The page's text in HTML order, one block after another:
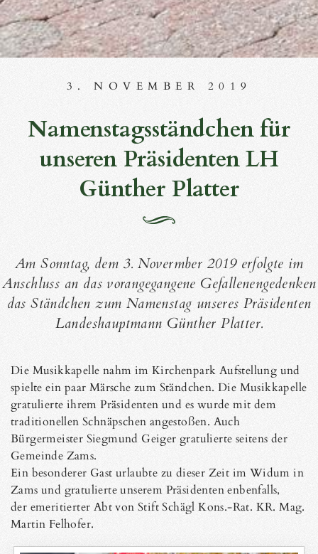
3. NOVEMBER 2019
Namenstagsständchen für
unseren Präsidenten LH
Günther Platter
Am Sonntag, dem 3. Novermber 2019 erfolgte im
Anschluss an das vorangegangene Gefallenengedenken
das Ständchen zum Namenstag unseres Präsidenten
Landeshauptmann Günther Platter.
Die Musikkapelle nahm im Kirchenpark Aufstellung und
spielte ein paar Märsche zum Ständchen. Die Musikkapelle
gratulierte ihrem Präsidenten und es wurde mit dem
traditionellen Schnäpschen angestoßen. Auch
Bürgermeister Siegmund Geiger gratulierte seitens der
Gemeinde Zams.
Ein besonderer Gast urlaubte zu dieser Zeit im Widum in
Zams und gratulierte unserem Präsidenten enbenfalls,
der emeritierter Abt von Stift Schägl Kons.-Rat. KR. Mag.
Martin Felhofer.